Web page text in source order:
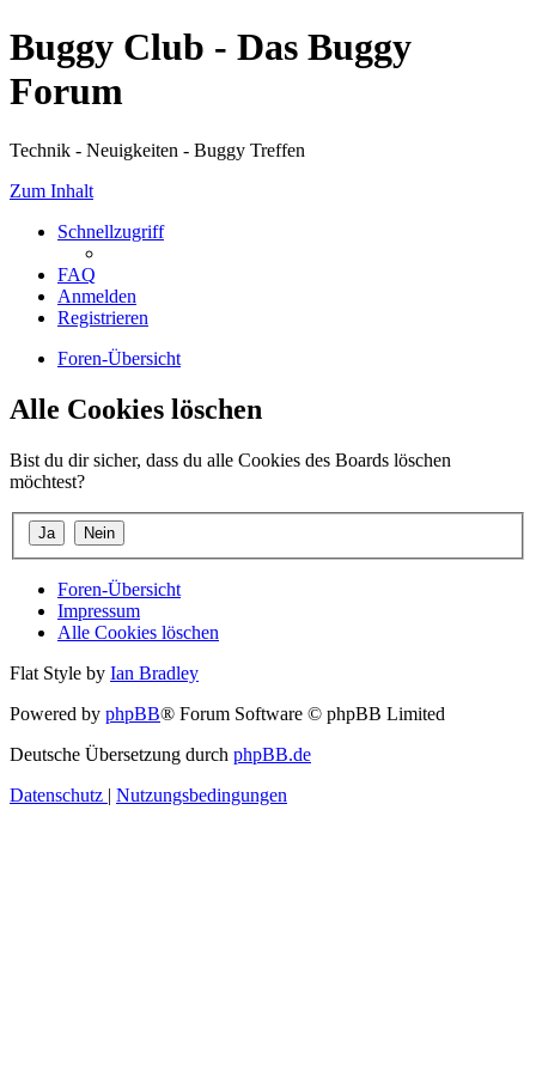
Buggy Club - Das Buggy
Forum
Technik - Neuigkeiten - Buggy Treffen
Zum Inhalt
Schnellzugriff
FAQ
Anmelden
Registrieren
Foren-Übersicht
Alle Cookies löschen
Bist du dir sicher, dass du alle Cookies des Boards löschen
möchtest?
Foren-Übersicht
Impressum
Alle Cookies löschen
Flat Style by Ian Bradley
Powered by phpBB® Forum Software © phpBB Limited
Deutsche Übersetzung durch phpBB.de
Datenschutz | Nutzungsbedingungen